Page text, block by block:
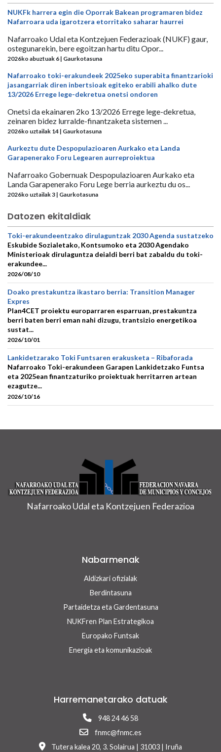
NUKFk harrera egin die Oporrak Bakean programaren bidez
Nafarroara uda igarotzera etorritako saharar haurrei
Nafarroako Udal eta Kontzejuen Federazioak (NUKF) gaur,
ostegunarekin, bere egoitzan hartu ditu Opor...
2026ko abuztuak 6 | Gaurkotasuna
Nafarroako toki-erakundeek 2025eko superabita finantzarioki
jasangarriak diren inbertsioak egiteko erabili ahalko dute
13/2026 Errege lege-dekretua onetsi ondoren
Onetsi da ekainaren 2ko 13/2026 Errege lege-dekretua,
zeinaren bidez lurralde-finantzaketa sistemen ...
2026ko uztailak 14 | Gaurkotasuna
Aurkeztu dute Despopulazioaren Aurkako eta Landa
Garapenerako Foru Legearen aurreproiektua
Nafarroako Gobernuak Despopulazioaren Aurkako eta
Landa Garapenerako Foru Lege berria aurkeztu du os...
2026ko uztailak 3 | Gaurkotasuna
Datozen ekitaldiak
Toki-erakundeentzako dirulaguntzak 2030 Agenda sustatzeko
Eskubide Sozialetako, Kontsumoko eta 2030 Agendako
Ministerioak dirulaguntza deialdi berri bat zabaldu du toki-
erakundee...
2026/08/10
Doako prestakuntza ikastaro berria: Transition Manager
Expres
Plan4CET proiektu europarraren esparruan, prestakuntza
berri baten berri eman nahi dizugu, trantsizio energetikoa
sustat...
2026/10/01
Lankidetzarako Toki Funtsaren erakusketa – Ribaforada
Nafarroako Toki-erakundeen Garapen Lankidetzako Funtsa
eta 2025ean finantzaturiko proiektuak herritarren artean
ezagutze...
2026/10/16
Nafarroako Udal eta Kontzejuen Federazioa
Nabarmenak
Aldizkari ofizialak
Berdintasuna
Partaidetza eta Gardentasuna
NUKFren Plan Estrategikoa
Europako Funtsak
Energia eta komunikazioak
Harremanetarako datuak
948 24 46 58
fnmc@fnmc.es
Tutera kalea 20, 3. Solairua | 31003 | Iruña